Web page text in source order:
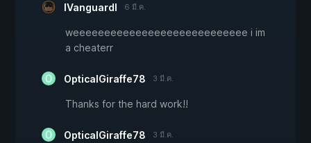
lVanguardl 6 มี.ค.
weeeeeeeeeeeeeeeeeeeeeeeeeeee i im
a cheaterr
OpticalGiraffe78 3 มี.ค.
Thanks for the hard work!!
OpticalGiraffe78 3 มี.ค.